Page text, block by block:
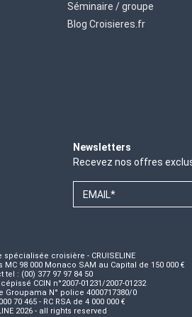
Séminaire / groupe
Blog Croisieres.fr
Newsletters
Recevez nos offres
EMAIL*
croisière - CRUISELINE
98 000 Monaco SAM au Capital de 150 000 €
tel : (00) 377 97 97 84 50
CCIN n°2007-01231/2007-01232
Groupama N° police 4000717380/0
70 465 - RC RSA de 4 000 000 €
2026 - all rights reserved